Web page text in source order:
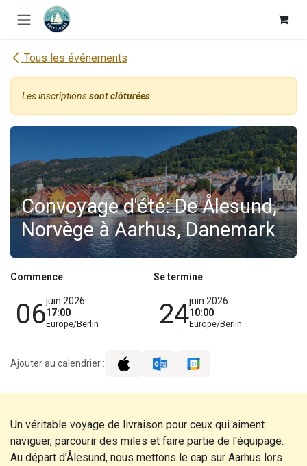
Se rendre au contenu
Tous les événements
Les inscriptionssont clôturées
Convoyage d'été: De Ålesund,
Norvège à Aarhus, Danemark
Commence
06juin 2026
17:00
Europe/Berlin
Se termine
24juin 2026
10:00
Europe/Berlin
Ajouter au calendrier :
Un véritable voyage de livraison pour ceux qui aiment
naviguer, parcourir des miles et faire partie de l'équipage.
Au départ d'Ålesund, nous mettons le cap sur Aarhus lors